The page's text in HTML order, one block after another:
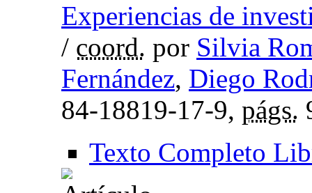
Experiencias de
/ coord. por Silvia
Fernández, Diego
84-18819-17-9, págs.
Texto Completo